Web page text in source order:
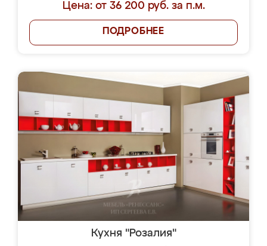
Цена: от 36 200 руб. за п.м.
ПОДРОБНЕЕ
Кухня "Розалия"